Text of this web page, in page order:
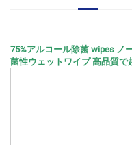
75%アルコール除菌 wipes ノ
菌性ウェットワイプ 高品質